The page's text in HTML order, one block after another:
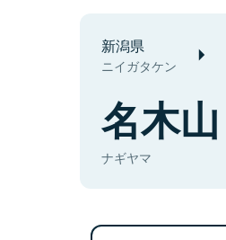
新潟県
ニイガタケン
名木山
ナギヤマ